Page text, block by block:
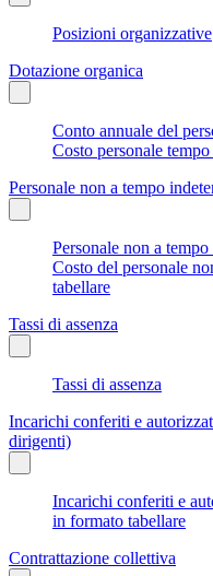
Posizioni organizzative
Dotazione organica
Conto annuale del
Costo personale
Personale non a tempo
Personale non a
Costo del personale
tabellare
Tassi di assenza
Tassi di assenza
Incarichi conferiti e
dirigenti)
Incarichi conferiti e
in formato tabellare
Contrattazione collettiva